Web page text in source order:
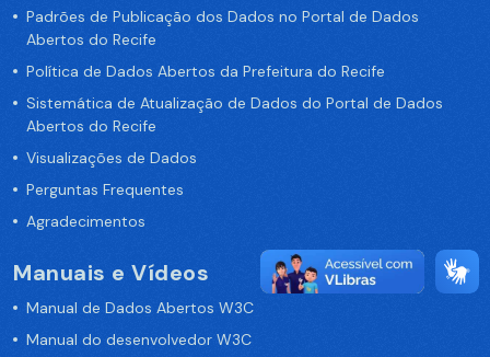
Padrões de Publicação dos Dados no Portal de Dados
Abertos do Recife
Política de Dados Abertos da Prefeitura do Recife
Sistemática de Atualização de Dados do Portal de Dados
Abertos do Recife
Visualizações de Dados
Perguntas Frequentes
Agradecimentos
Manuais e Vídeos
Manual de Dados Abertos W3C
Manual do desenvolvedor W3C